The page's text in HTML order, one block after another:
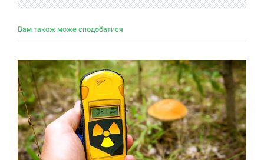
Вам також може сподобатися